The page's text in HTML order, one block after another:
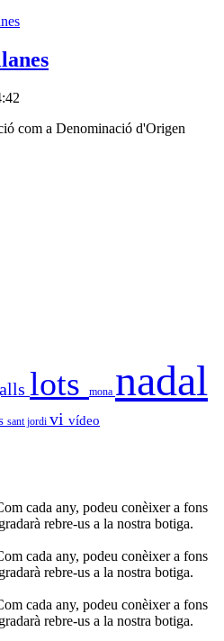
com a Denominació d'Origen
lots mona nadal
sant jordi vi vídeo
cada any, podeu conèixer a fons
rebre-us a la nostra botiga.
cada any, podeu conèixer a fons
rebre-us a la nostra botiga.
cada any, podeu conèixer a fons
rebre-us a la nostra botiga.